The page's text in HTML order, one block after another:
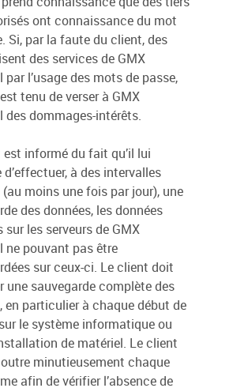
ont connaissance du mot
Si, par la faute du client, des
des services de GMX
par l’usage des mots de passe,
tenu de verser à GMX
des dommages-intérêts.
informé du fait qu’il lui
à des intervalles
(au moins une fois par jour), une
des données, les données
sur les serveurs de GMX
ne pouvant pas être
sur ceux-ci. Le client doit
une sauvegarde complète des
en particulier à chaque début de
le système informatique ou
de matériel. Le client
minutieusement chaque
afin de vérifier l’absence de